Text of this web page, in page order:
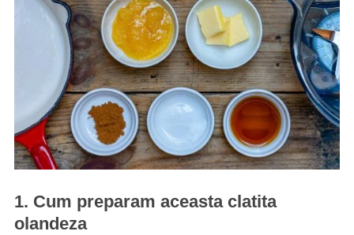
1. Cum preparam aceasta clatita
olandeza